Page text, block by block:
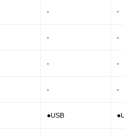
- -
- -
- -
- -
●USB